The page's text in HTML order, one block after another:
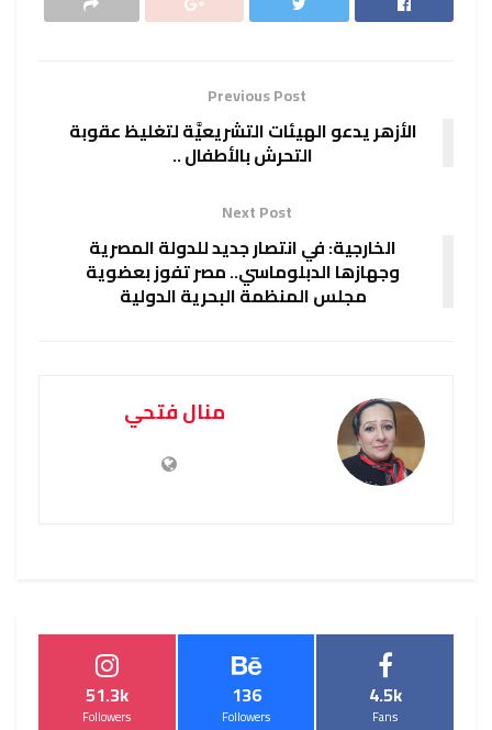
Previous Post
الأزهر يدعو الهيئات التشريعيَّة لتغليظ عقوبة
التحرش بالأطفال ..
Next Post
الخارجية: في انتصار جديد للدولة المصرية
وجهازها الدبلوماسي.. مصر تفوز بعضوية
مجلس المنظمة البحرية الدولية
منال فتحي
4.5k
Fans
136
Followers
51.3k
Followers